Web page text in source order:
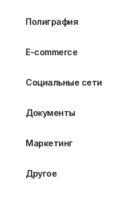
Полиграфия
E-commerce
Социальные сети
Документы
Маркетинг
Другое